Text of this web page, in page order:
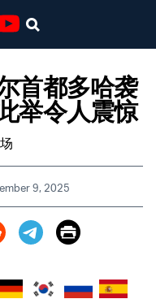
首都多哈袭
举令人震惊
9, 2025
Print